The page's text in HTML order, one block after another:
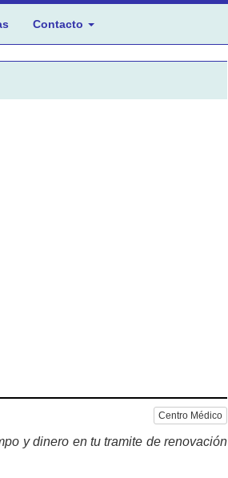
Contacto
Centro Médico
y dinero en tu tramite de renovación